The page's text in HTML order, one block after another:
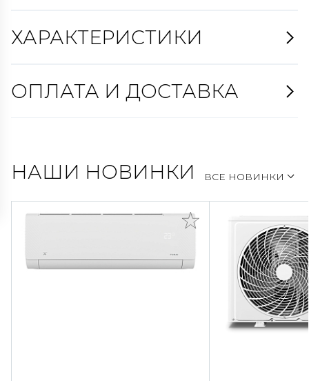
ХАРАКТЕРИСТИКИ
ОПЛАТА И ДОСТАВКА
НАШИ НОВИНКИ ВСЕ НОВИНКИ